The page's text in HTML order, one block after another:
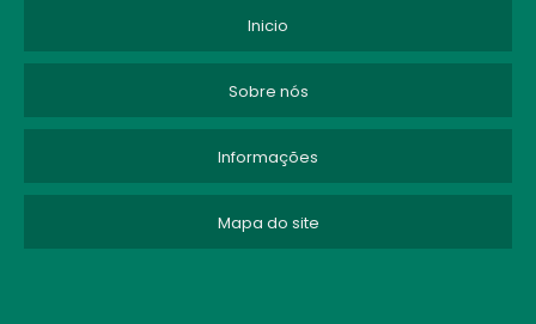
Inicio
Sobre nós
Informações
Mapa do site